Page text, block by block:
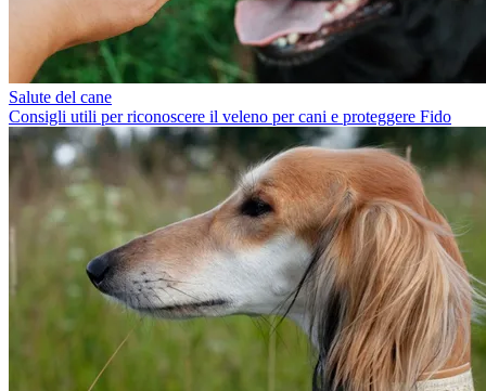
Salute del cane
Consigli utili per riconoscere il veleno per cani e proteggere Fido